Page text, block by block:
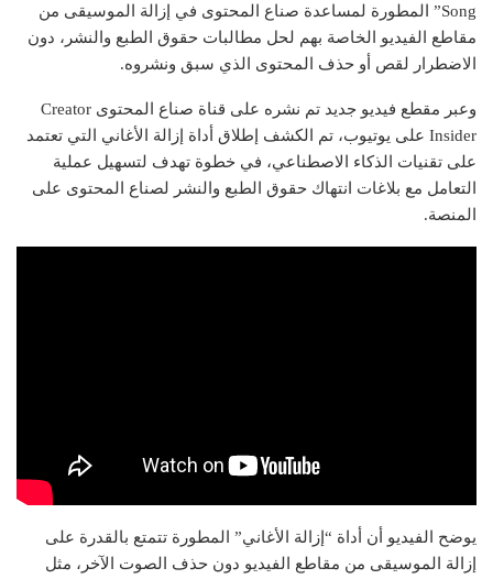
Song” المطورة لمساعدة صناع المحتوى في إزالة الموسيقى من
مقاطع الفيديو الخاصة بهم لحل مطالبات حقوق الطبع والنشر، دون
الاضطرار لقص أو حذف المحتوى الذي سبق ونشروه.
وعبر مقطع فيديو جديد تم نشره على قناة صناع المحتوى Creator
Insider على يوتيوب، تم الكشف إطلاق أداة إزالة الأغاني التي تعتمد
على تقنيات الذكاء الاصطناعي، في خطوة تهدف لتسهيل عملية
التعامل مع بلاغات انتهاك حقوق الطبع والنشر لصناع المحتوى على
المنصة.
يوضح الفيديو أن أداة “إزالة الأغاني” المطورة تتمتع بالقدرة على
إزالة الموسيقى من مقاطع الفيديو دون حذف الصوت الآخر، مثل